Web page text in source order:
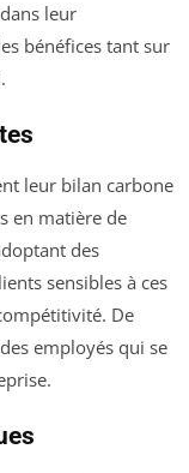
dans leur
bénéfices tant sur
leur bilan carbone
en matière de
des
sensibles à ces
De
employés qui se